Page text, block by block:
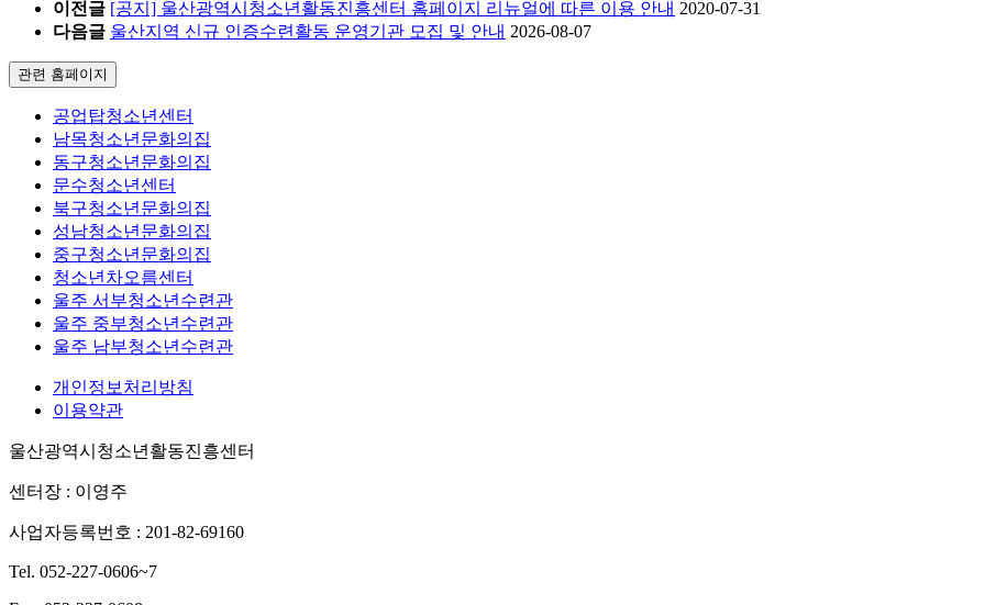
이전글 [공지] 울산광역시청소년활동진흥센터 홈페이지 리뉴얼에 따른 이용 안내 2020-07-31
다음글 울산지역 신규 인증수련활동 운영기관 모집 및 안내 2026-08-07
관련 홈페이지
공업탑청소년센터
남목청소년문화의집
동구청소년문화의집
문수청소년센터
북구청소년문화의집
성남청소년문화의집
중구청소년문화의집
청소년차오름센터
울주 서부청소년수련관
울주 중부청소년수련관
울주 남부청소년수련관
개인정보처리방침
이용약관
울산광역시청소년활동진흥센터
센터장 : 이영주
사업자등록번호 : 201-82-69160
Tel. 052-227-0606~7